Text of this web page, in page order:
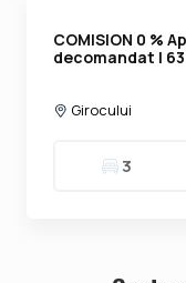
COMISION 0 %
decomandat |
Girocului
3